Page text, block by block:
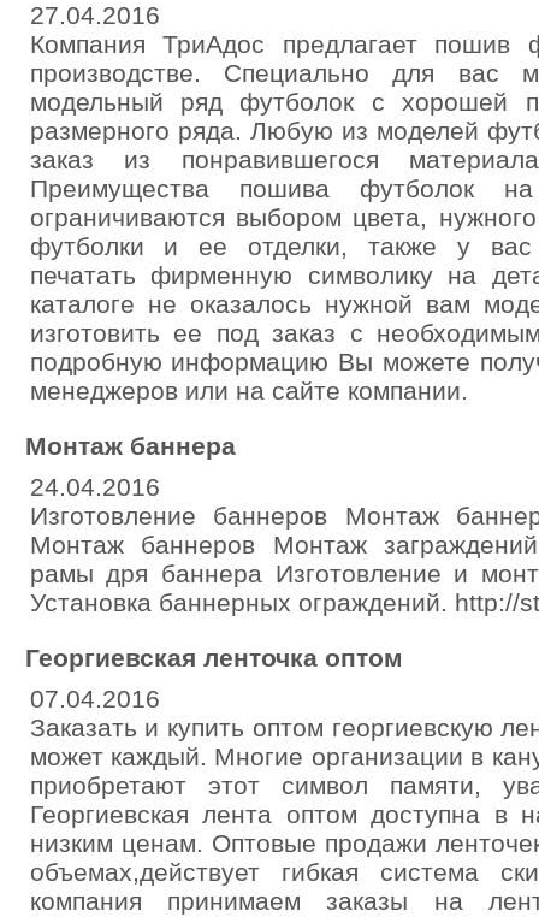
27.04.2016
Компания ТриАдос предлагает пошив
производстве. Специально для вас
модельный ряд футболок с хорошей
размерного ряда. Любую из моделей
заказ из понравившегося
Преимущества пошива футболок
ограничиваются выбором цвета,
футболки и ее отделки, также у вас
печатать фирменную символику на
каталоге не оказалось нужной вам
изготовить ее под заказ с
подробную информацию Вы можете
менеджеров или на сайте компании.
Монтаж баннера
24.04.2016
Изготовление баннеров Монтаж
Монтаж баннеров Монтаж
рамы дря баннера Изготовление и
Установка баннерных ограждений. http://
Георгиевская ленточка оптом
07.04.2016
Заказать и купить оптом георгиевскую
может каждый. Многие организации в
приобретают этот символ памяти,
Георгиевская лента оптом доступна
низким ценам. Оптовые продажи
объемах,действует гибкая система
компания принимаем заказы на